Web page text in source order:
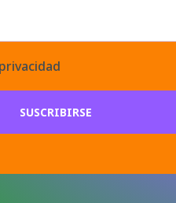
SUSCRIBIRSE